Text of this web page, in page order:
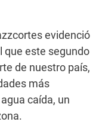
evidenció
que este segundo
de nuestro país,
más
caída, un